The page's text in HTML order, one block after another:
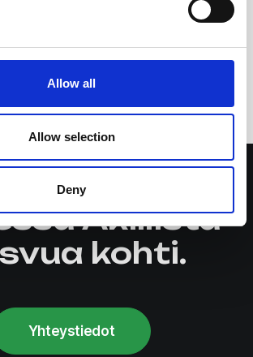
Allow all
Allow selection
Deny
Tervetuloa tutustumaan
Äkillistä
kohti.
Yhteystiedot